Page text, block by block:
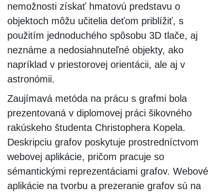
nemožnosti získať hmatovú predstavu o
objektoch môžu učitelia deťom priblížiť, s
použitím jednoduchého spôsobu 3D tlače, aj
neznáme a nedosiahnuteľné objekty, ako
napríklad v priestorovej orientácii, ale aj v
astronómii.
Zaujímavá metóda na prácu s grafmi bola
prezentovaná v diplomovej práci šikovného
rakúskeho študenta Christophera Kopela.
Deskripciu grafov poskytuje prostredníctvom
webovej aplikácie, pričom pracuje so
sémantickými reprezentáciami grafov. Webové
aplikácie na tvorbu a prezeranie grafov sú na